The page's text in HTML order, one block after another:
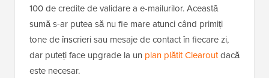
100 de credite de validare a e-mailurilor. Această
sumă s-ar putea să nu fie mare atunci când primiți
tone de înscrieri sau mesaje de contact în fiecare zi,
dar puteți face upgrade la un plan plătit Clearoutdacă
este necesar.